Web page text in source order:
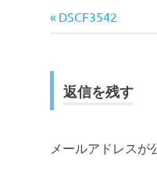
投
ナ
ゲ
前
の
DSCF3542
返信を残す
メールアドレスが